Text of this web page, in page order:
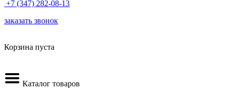
+7 (347) 282-08-13
заказать звонок
Корзина пуста
Каталог товаров